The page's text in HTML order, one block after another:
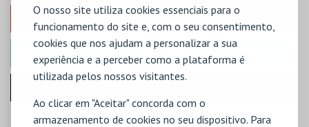
O nosso site utiliza cookies essenciais para o
funcionamento do site e, com o seu consentimento,
cookies que nos ajudam a personalizar a sua
experiência e a perceber como a plataforma é
utilizada pelos nossos visitantes.
Ao clicar em "Aceitar" concorda com o
armazenamento de cookies no seu dispositivo. Para
MICROSOFT